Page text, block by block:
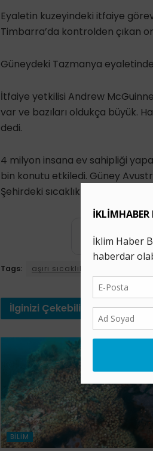
Eyaletin kuzeyindeki itfaiye
Timbarra’da kontrolden çıkan
Güneydeki Tazmanya
İtfaiye yetkilisi Andrew
var ve bazıları oldukça büyük.
dedi.
4 milyon insana ev sahipliği
bin konutu etkiledi. Güney
Şehirdeki sıcaklık 46,2’ye ulaştı
İklim
Tags: aşırı sıcaklık
İlginizi Çekebilir
BILIM